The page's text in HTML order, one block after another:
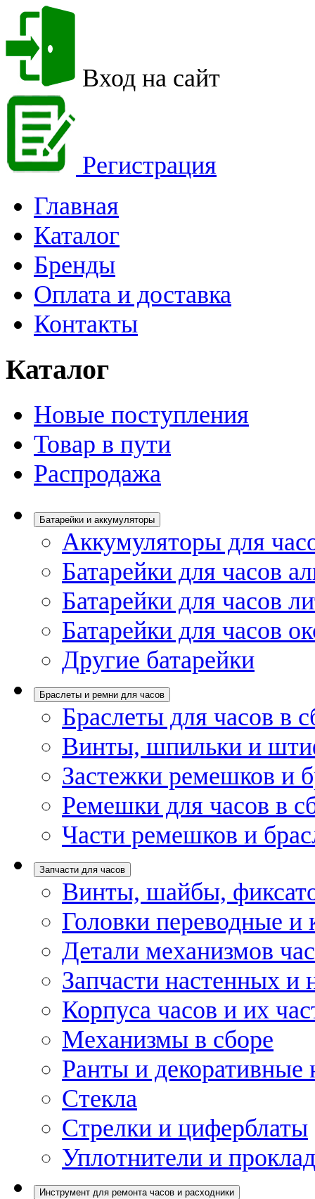
Вход на сайт
Регистрация
Главная
Каталог
Бренды
Оплата и доставка
Контакты
Каталог
Новые поступления
Товар в пути
Распродажа
Батарейки и аккумуляторы
Аккумуляторы для
Батарейки для часов
Батарейки для часов
Батарейки для часов
Другие батарейки
Браслеты и ремни для часов
Браслеты для часов в
Винты, шпильки и
Застежки ремешков и
Ремешки для часов в
Части ремешков и
Запчасти для часов
Винты, шайбы,
Головки переводные и
Детали механизмов
Запчасти настенных и
Корпуса часов и их
Механизмы в сборе
Ранты и декоративные
Стекла
Стрелки и циферблаты
Уплотнители и
Инструмент для ремонта часов и расходники